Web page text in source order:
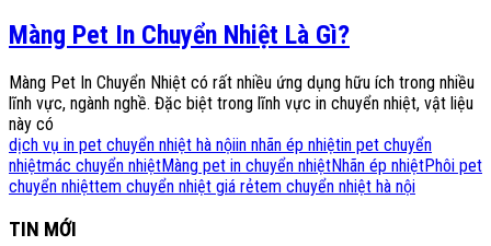
Màng Pet In Chuyển Nhiệt Là Gì?
Màng Pet In Chuyển Nhiệt có rất nhiều ứng dụng hữu ích trong nhiều
lĩnh vực, ngành nghề. Đặc biệt trong lĩnh vực in chuyển nhiệt, vật liệu
này có
dịch vụ in pet chuyển nhiệt hà nộiin nhãn ép nhiệtin pet chuyển
nhiệtmác chuyển nhiệtMàng pet in chuyển nhiệtNhãn ép nhiệtPhôi pet
chuyển nhiệttem chuyển nhiệt giá rẻtem chuyển nhiệt hà nội
TIN MỚI